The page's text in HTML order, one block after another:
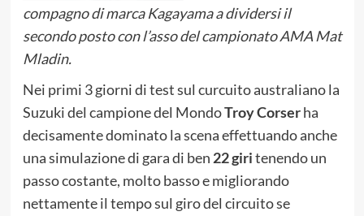
compagno di marca Kagayama a dividersi il
secondo posto con l’asso del campionato AMA Mat
Mladin.
Nei primi 3 giorni di test sul curcuito australiano la
Suzuki del campione del MondoTroy Corserha
decisamente dominato la scena effettuando anche
una simulazione di gara di ben 22 giritenendo un
passo costante, molto basso e migliorando
nettamente il tempo sul giro del circuito se